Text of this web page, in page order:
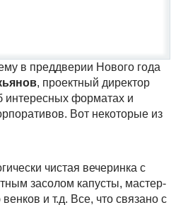
в преддверии Нового года
, проектный директор
интересных форматах и
Вот некоторые из
чистая вечеринка с
засолом капусты, мастер-
и т.д. Все, что связано с